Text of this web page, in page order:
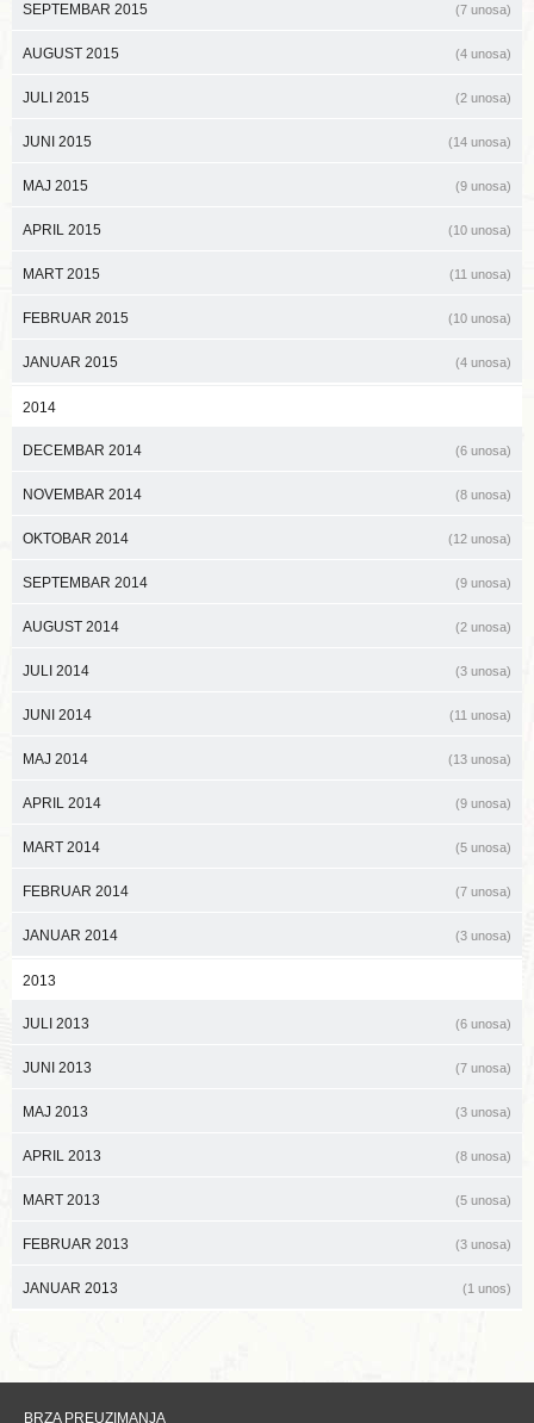
SEPTEMBAR 2015 (7 unosa)
AUGUST 2015 (4 unosa)
JULI 2015 (2 unosa)
JUNI 2015 (14 unosa)
MAJ 2015 (9 unosa)
APRIL 2015 (10 unosa)
MART 2015 (11 unosa)
FEBRUAR 2015 (10 unosa)
JANUAR 2015 (4 unosa)
2014
DECEMBAR 2014 (6 unosa)
NOVEMBAR 2014 (8 unosa)
OKTOBAR 2014 (12 unosa)
SEPTEMBAR 2014 (9 unosa)
AUGUST 2014 (2 unosa)
JULI 2014 (3 unosa)
JUNI 2014 (11 unosa)
MAJ 2014 (13 unosa)
APRIL 2014 (9 unosa)
MART 2014 (5 unosa)
FEBRUAR 2014 (7 unosa)
JANUAR 2014 (3 unosa)
2013
JULI 2013 (6 unosa)
JUNI 2013 (7 unosa)
MAJ 2013 (3 unosa)
APRIL 2013 (8 unosa)
MART 2013 (5 unosa)
FEBRUAR 2013 (3 unosa)
JANUAR 2013 (1 unos)
BRZA PREUZIMANJA